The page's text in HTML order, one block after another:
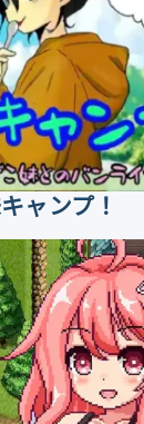
ャンプ！